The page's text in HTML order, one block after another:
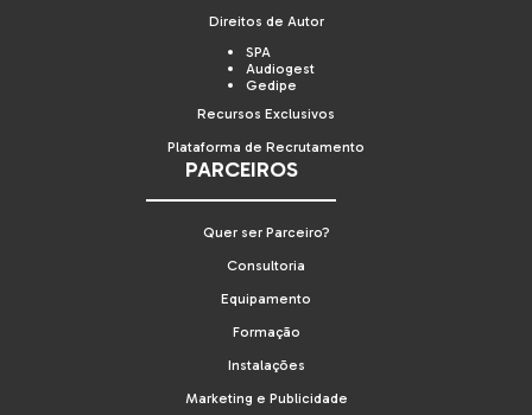
Direitos de Autor
SPA
Audiogest
Gedipe
Recursos Exclusivos
Plataforma de Recrutamento
PARCEIROS
Quer ser Parceiro?
Consultoria
Equipamento
Formação
Instalações
Marketing e Publicidade